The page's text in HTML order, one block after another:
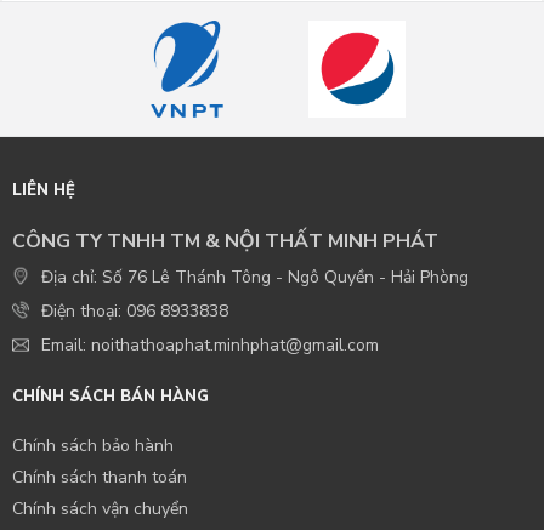
LIÊN HỆ
CÔNG TY TNHH TM & NỘI THẤT MINH PHÁT
Địa chỉ: Số 76 Lê Thánh Tông - Ngô Quyền - Hải Phòng
Điện thoại: 096 8933838
Email: noithathoaphat.minhphat@gmail.com
CHÍNH SÁCH BÁN HÀNG
Chính sách bảo hành
Chính sách thanh toán
Chính sách vận chuyển